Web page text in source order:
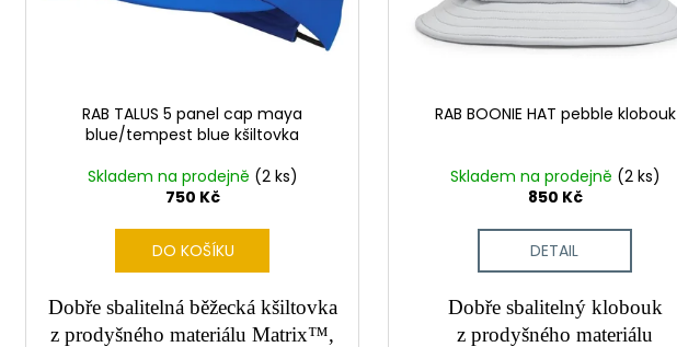
RAB TALUS 5 panel cap maya
blue/tempest blue kšiltovka
Skladem na prodejně (2 ks)
750 Kč
DO KOŠÍKU
Dobře sbalitelná běžecká kšiltovka
z prodyšného materiálu Matrix™,
RAB BOONIE HAT pebble klobouk
Skladem na prodejně (2 ks)
850 Kč
DETAIL
Dobře sbalitelný klobouk
z prodyšného materiálu